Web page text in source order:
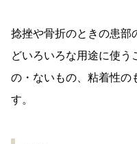
捻挫や骨折のときの患部
どいろいろな用途に使う
の・ないもの、粘着性の
す。